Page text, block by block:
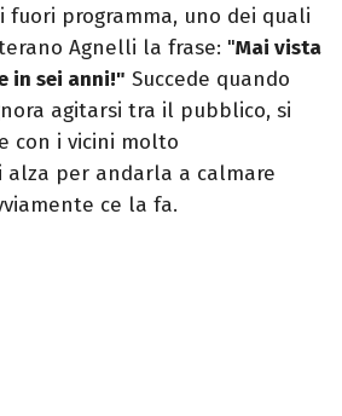
fuori programma, uno dei quali
Agnelli la frase: "Mai vista
in sei anni!" Succede quando
agitarsi tra il pubblico, si
con i vicini molto
alza per andarla a calmare
ce la fa.